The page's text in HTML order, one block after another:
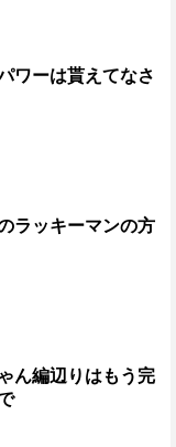
ワーは貰えてなさ
ラッキーマンの方
ん編辺りはもう完